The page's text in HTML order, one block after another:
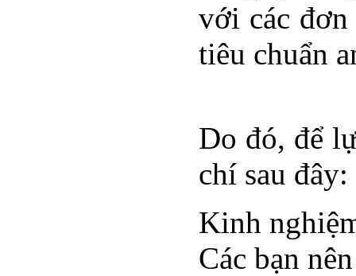
với các
tiêu chuẩn
Do đó, để
chí sau đây:
Kinh
Các bạn